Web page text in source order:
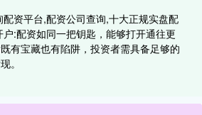
资平台,配资公司查询,十大正规实盘配
:配资如同一把钥匙，能够打开通往更
有宝藏也有陷阱，投资者需具备足够的
。